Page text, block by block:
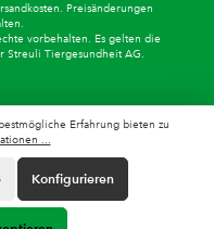
. Preisänderungen
vorbehalten. Es gelten die
Streuli Tiergesundheit AG.
Erfahrung bieten zu
...
Konfigurieren